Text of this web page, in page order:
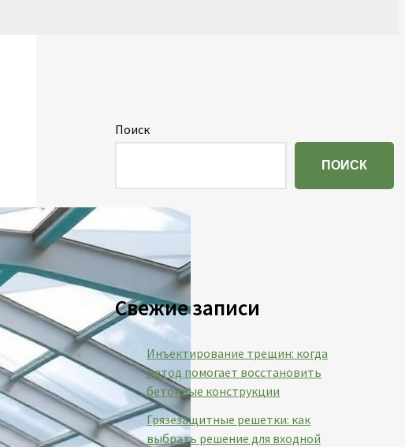
Поиск
ПОИСК
Свежие записи
Инъектирование трещин: когда
метод помогает восстановить
бетонные конструкции
Грязезащитные решетки: как
выбрать решение для входной